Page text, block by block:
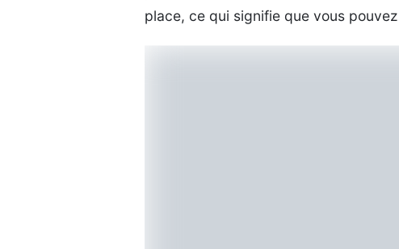
place, ce qui signifie que vous